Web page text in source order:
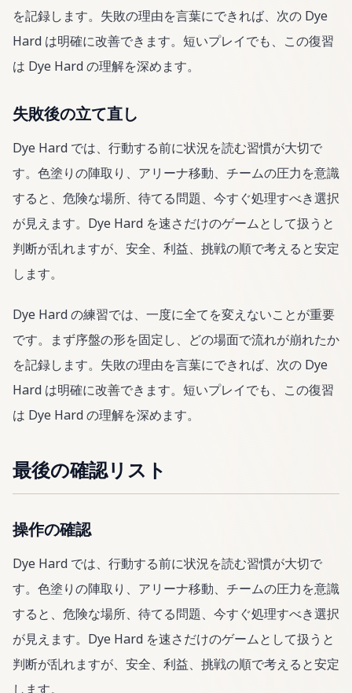
を記録します。失敗の理由を言葉にできれば、次の Dye
Hard は明確に改善できます。短いプレイでも、この復習
は Dye Hard の理解を深めます。
失敗後の立て直し
Dye Hard では、行動する前に状況を読む習慣が大切で
す。色塗りの陣取り、アリーナ移動、チームの圧力を意識
すると、危険な場所、待てる問題、今すぐ処理すべき選択
が見えます。Dye Hard を速さだけのゲームとして扱うと
判断が乱れますが、安全、利益、挑戦の順で考えると安定
します。
Dye Hard の練習では、一度に全てを変えないことが重要
です。まず序盤の形を固定し、どの場面で流れが崩れたか
を記録します。失敗の理由を言葉にできれば、次の Dye
Hard は明確に改善できます。短いプレイでも、この復習
は Dye Hard の理解を深めます。
最後の確認リスト
操作の確認
Dye Hard では、行動する前に状況を読む習慣が大切で
す。色塗りの陣取り、アリーナ移動、チームの圧力を意識
すると、危険な場所、待てる問題、今すぐ処理すべき選択
が見えます。Dye Hard を速さだけのゲームとして扱うと
判断が乱れますが、安全、利益、挑戦の順で考えると安定
します。